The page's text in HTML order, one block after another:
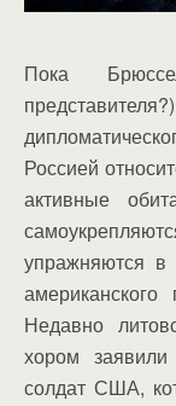
Пока
Россией
активные
упражняются в
американского
Недавно
хором
солдат США,